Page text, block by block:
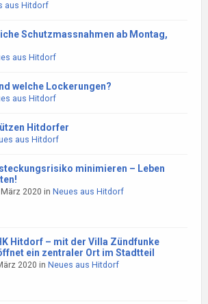
aus Hitdorf
Schutzmassnahmen ab Montag,
aus Hitdorf
welche Lockerungen?
aus Hitdorf
Hitdorfer
aus Hitdorf
minimieren – Leben
März 2020 in Neues aus Hitdorf
Hitdorf – mit der Villa Zündfunke
ein zentraler Ort im Stadtteil
2020 in Neues aus Hitdorf